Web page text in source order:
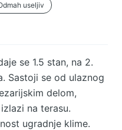
useljiv
se 1.5 stan, na 2.
Sastoji se od ulaznog
delom,
na terasu.
ugradnje klime.